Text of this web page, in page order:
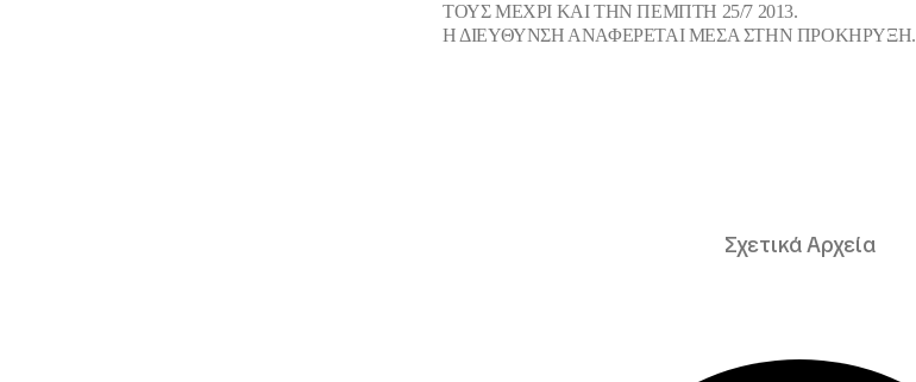
ΤΟΥΣ ΜΕΧΡΙ ΚΑΙ ΤΗΝ ΠΕΜΠΤΗ 25/7 2013.
Η ΔΙΕΥΘΥΝΣΗ ΑΝΑΦΕΡΕΤΑΙ ΜΕΣΑ ΣΤΗΝ ΠΡΟΚΗΡΥΞΗ.
Σχετικά Αρχεία